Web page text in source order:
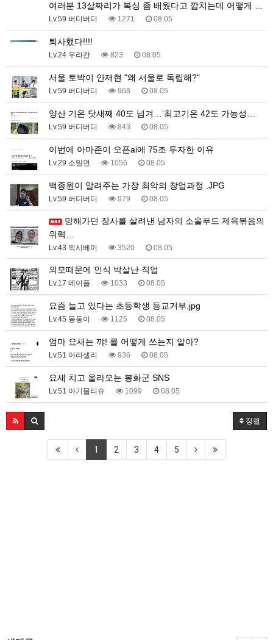
여러분 13살짜리가 복싱 좀 배웠다고 깝치는데 어떻게 …
Lv.59 버디버디 1271 08.05
퇴사했다!!!!
Lv.24 우라칸 823 08.05
서울 토박이 안재현 "왜 서울로 독립해?"
Lv.59 버디버디 968 08.05
양산 기온 닷새째 40도 넘겨…‘최고기온 42도 가능성…
Lv.59 버디버디 843 08.05
이번에 아마존이 오픈ai에 75조 투자한 이유
Lv.29 소밀면 1056 08.05
백종원이 알려주는 가장 최악의 창업과정 .JPG
Lv.59 버디버디 979 08.05
위력…
Lv.43 픽시베이 3520 08.05
외모때문에 인식 박살난 직업
Lv.17 메이플 1033 08.05
요즘 늘고 있다는 초등학생 등교거부.jpg
Lv.45 몽둥이 1125 08.05
엄마 요새는 꺄! 를 어떻게 쓰는지 알아?
Lv.51 아라셀리 936 08.05
요새 치고 올라오는 봉화군 SNS
Lv.51 아기물티슈 1099 08.05
정렬
1 2 3 4 5